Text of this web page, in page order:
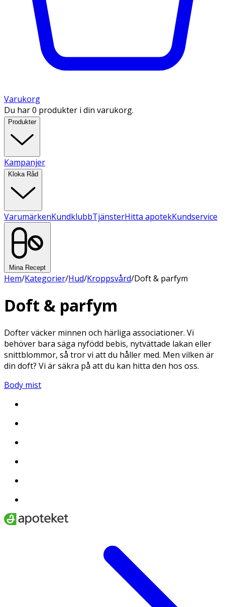
Varukorg
Du har 0 produkter i din varukorg.
Produkter
Kampanjer
Kloka Råd
VarumärkenKundklubbTjänsterHitta apotekKundservice
Mina Recept
Hem/Kategorier/Hud/Kroppsvård/Doft & parfym
Doft & parfym
Dofter väcker minnen och härliga associationer. Vi
behöver bara säga nyfödd bebis, nytvättade lakan eller
snittblommor, så tror vi att du håller med. Men vilken är
din doft? Vi är säkra på att du kan hitta den hos oss.
Body mist